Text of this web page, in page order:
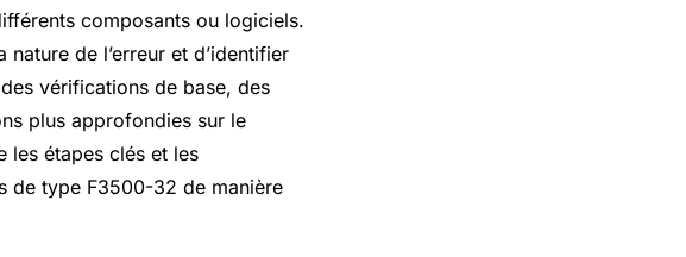
composants ou logiciels.
de l’erreur et d’identifier
vérifications de base, des
plus approfondies sur le
les étapes clés et les
de type F3500-32 de manière